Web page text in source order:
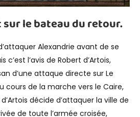
le bateau du retour.
Alexandrie avant de se
c’est l’avis de Robert d’Artois,
d’une attaque directe sur Le
cours de la marche vers le Caire,
décide d’attaquer la ville de
de toute l’armée croisée,